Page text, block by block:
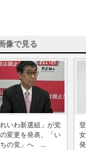
像で見る
れいわ新選組」が党
変更を発表、「い
の党」へ ...